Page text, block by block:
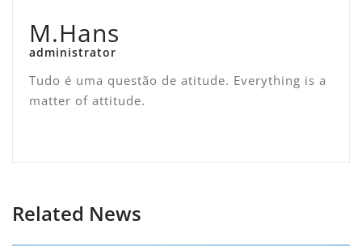
M.Hans
administrator
Tudo é uma questão de atitude. Everything is a
matter of attitude.
Related News